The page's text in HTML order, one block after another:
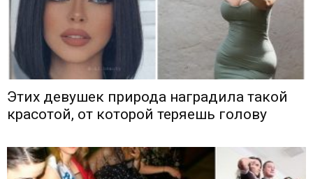
Этих девушек природа наградила такой
красотой, от которой теряешь голову